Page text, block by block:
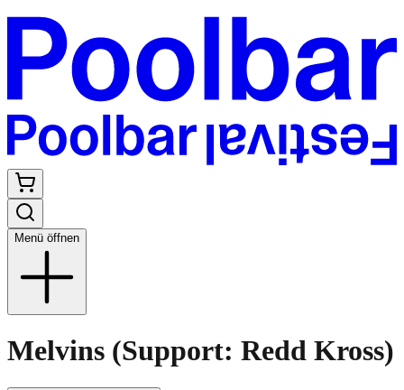
Menü öffnen
Melvins (Support: Redd Kross)